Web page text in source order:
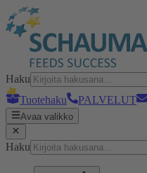
Haku
Tuotehaku
PALVELUT
Avaa valikko
Haku